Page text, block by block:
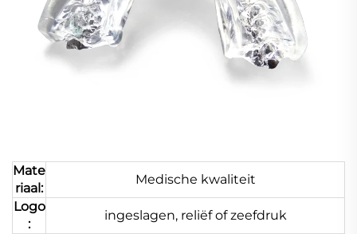
Mate
riaal:
Medische kwaliteit
Logo
:
ingeslagen, reliëf of zeefdruk